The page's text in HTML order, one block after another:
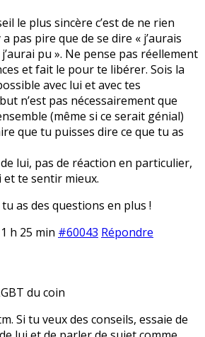
le plus sincère c’est de ne rien
pas pire que de se dire « j’aurais
pu ». Ne pense pas réellement
et fait le pour te libérer. Sois la
avec lui et avec tes
n’est pas nécessairement que
(même si ce serait génial)
que tu puisses dire ce que tu as
lui, pas de réaction en particulier,
te sentir mieux.
tu as des questions en plus !
h 25 min #60043 Répondre
du coin
Si tu veux des conseils, essaie de